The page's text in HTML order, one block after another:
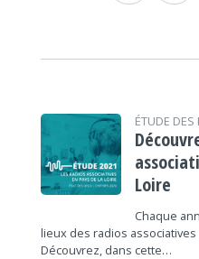
ÉTUDE DES
Loire
Chaque
lieux des radios associatives
Découvrez, dans cette…